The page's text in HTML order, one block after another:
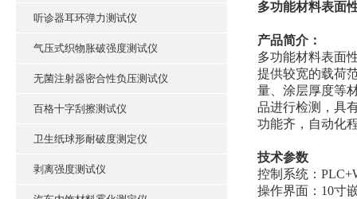
听诊器耳环弹力测试仪
气压式织物胀破强度测试仪
无菌注射器密合性负压测试仪
百格十字刮擦测试仪
卫生纸球形耐破度测定仪
剥离强度测试仪
多功能材料表面
产品简介：
多功能材料表面
提供较宽的载荷
量、涂层厚度等
品进行检测，具
功能齐，自动化
技术参数
控制系统：
操作界面：10寸